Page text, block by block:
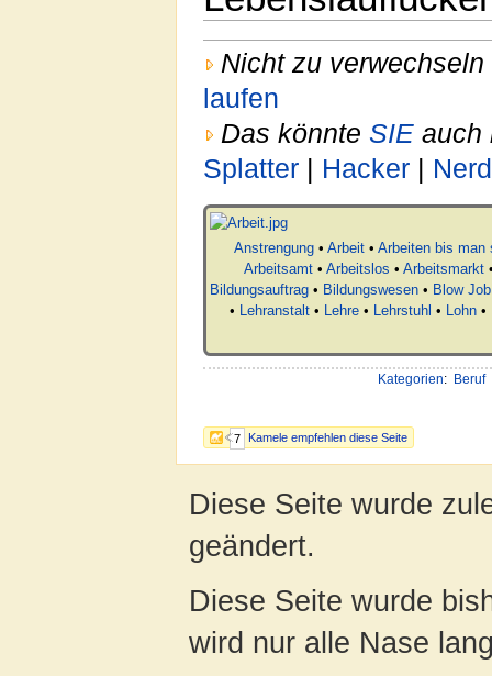
7 Kamele empfehlen diese Seite
Nicht zu verwechseln
laufen
Das könnte SIE auch
Splatter | Hacker | Nerd
Anstrengung • Arbeit • Arbeiten bis man
Arbeitsamt• Arbeitslos • Arbeitsmarkt
Bildungsauftrag • Bildungswesen • Blow Job
• Lehranstalt • Lehre • Lehrstuhl • Lohn •
Kategorien: Beruf
Diese Seite wurde
geändert.
Diese Seite wurde
wird nur alle Nase